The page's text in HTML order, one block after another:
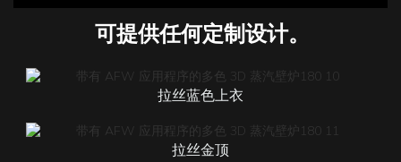
可提供任何定制设计。
拉丝蓝色上衣
拉丝金顶